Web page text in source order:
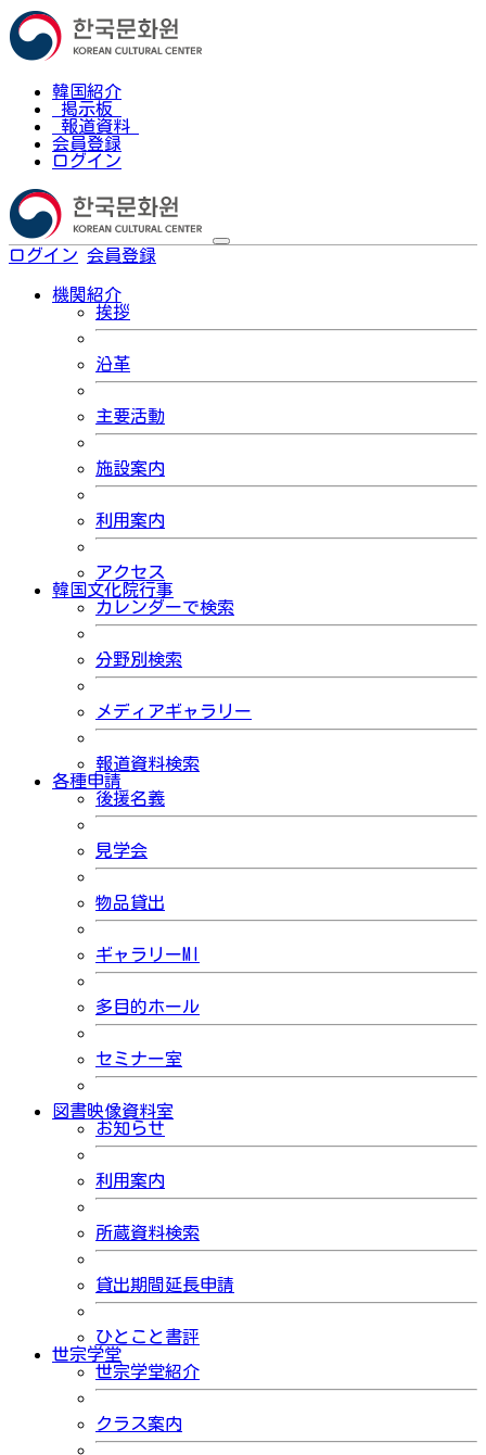
韓国紹介
掲示板
報道資料
会員登録
ログイン
ログイン 会員登録
機関紹介
挨拶
沿革
主要活動
施設案内
利用案内
アクセス
韓国文化院行事
カレンダーで検索
分野別検索
メディアギャラリー
報道資料検索
各種申請
後援名義
見学会
物品貸出
ギャラリーMI
多目的ホール
セミナー室
図書映像資料室
お知らせ
利用案内
所蔵資料検索
貸出期間延長申請
ひとこと書評
世宗学堂
世宗学堂紹介
クラス案内